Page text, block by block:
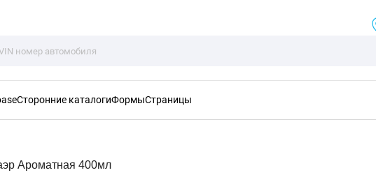
Сторонние каталогиФормыСтраницы
Ароматная 400мл